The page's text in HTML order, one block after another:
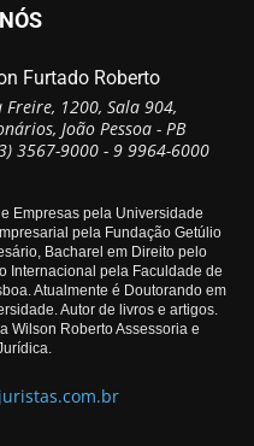
Furtado Roberto
Freire, 1200, Sala 904,
João Pessoa - PB
3567-9000 - 9 9964-6000
Empresas pela Universidade
pela Fundação Getúlio
Bacharel em Direito pelo
Internacional pela Faculdade de
Atualmente é Doutorando em
Autor de livros e artigos.
Wilson Roberto Assessoria e